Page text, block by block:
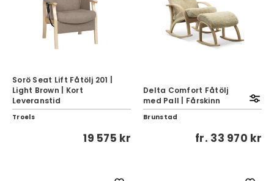
Sorö Seat Lift Fåtölj 201 |
Light Brown | Kort
Leveranstid
Troels
19 575 kr
Delta Comfort Fåtölj
med Pall | Fårskinn
Brunstad
fr. 33 970 kr